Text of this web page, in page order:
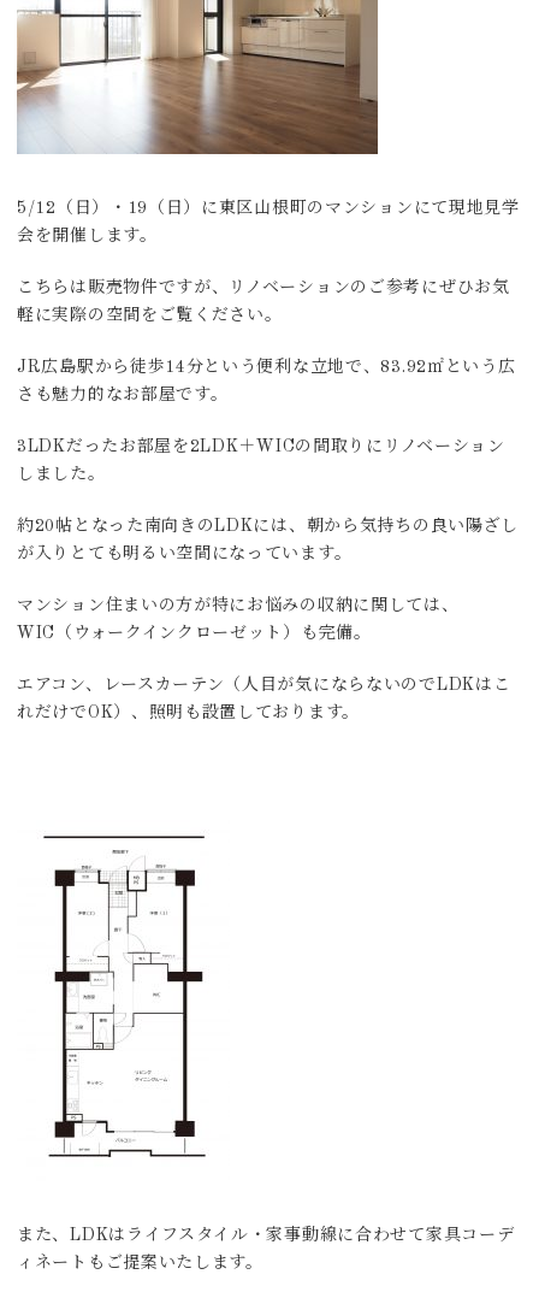
5/12（日）・19（日）に東区山根町のマンションにて現地見学
会を開催します。
こちらは販売物件ですが、リノベーションのご参考にぜひお気
軽に実際の空間をご覧ください。
JR広島駅から徒歩14分という便利な立地で、83.92㎡という広
さも魅力的なお部屋です。
3LDKだったお部屋を2LDK＋WICの間取りにリノベーション
しました。
約20帖となった南向きのLDKには、朝から気持ちの良い陽ざし
が入りとても明るい空間になっています。
マンション住まいの方が特にお悩みの収納に関しては、
WIC（ウォークインクローゼット）も完備。
エアコン、レースカーテン（人目が気にならないのでLDKはこ
れだけでOK）、照明も設置しております。
また、LDKはライフスタイル・家事動線に合わせて家具コーデ
ィネートもご提案いたします。